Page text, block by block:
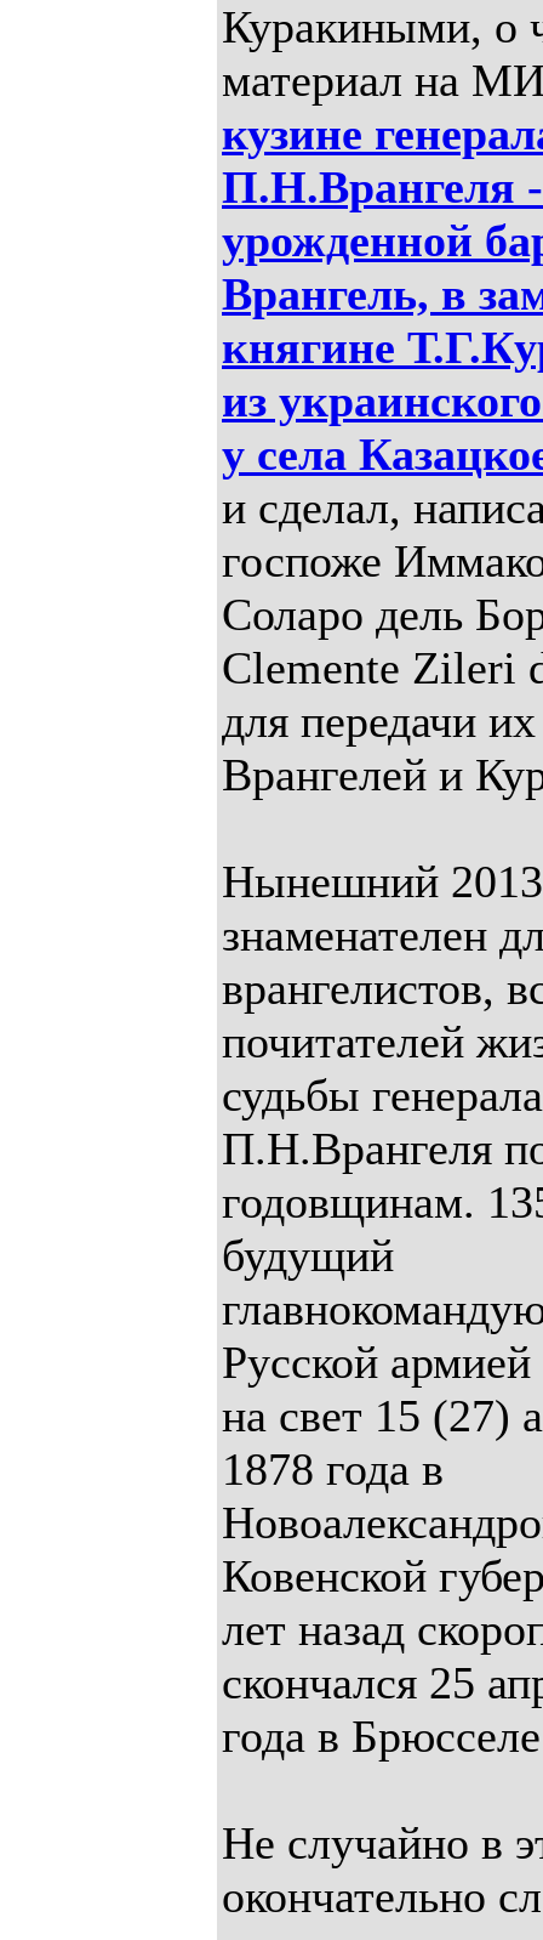
Куракиными, о
материал на
кузине
П.Н.Врангеля
урожденной
Врангель, в
княгине
из
у села
и сделал,
госпоже
Соларо дель
Clemente Zileri
для передачи
Врангелей и
Нынешний 2013
знаменателен
врангелистов,
почитателей
судьбы
П.Н.Врангеля
годовщинам.
будущий
Русской армией
на свет 15 (27)
1878 года в
Ковенской
лет назад
скончался 25
года в
Не случайно в
окончательно